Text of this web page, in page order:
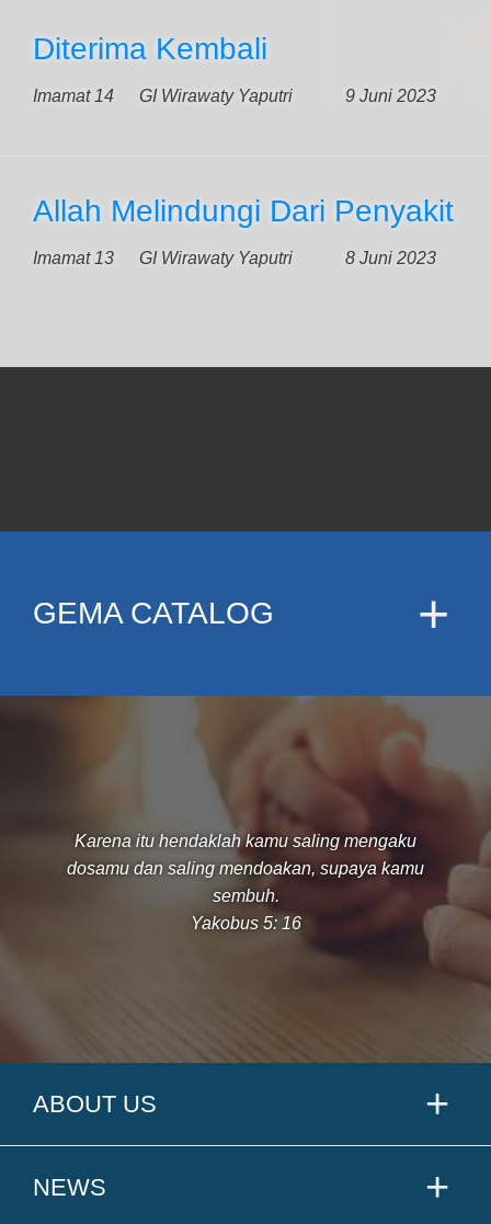
Diterima Kembali
Imamat 14 9 Juni 2023
GI Wirawaty Yaputri
Allah Melindungi Dari Penyakit
Imamat 13 8 Juni 2023
GI Wirawaty Yaputri
GEMA CATALOG
Karena itu hendaklah kamu saling mengaku
dosamu dan saling mendoakan, supaya kamu
sembuh.
Yakobus 5: 16
ABOUT US
NEWS